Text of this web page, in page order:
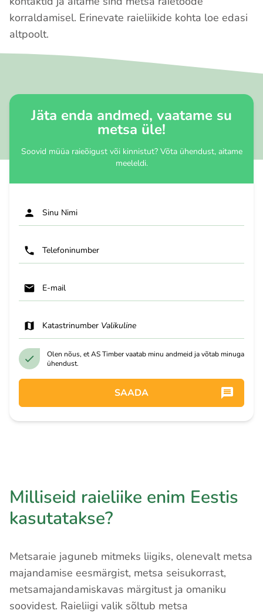
korraldamisel. Erinevate raieliikide kohta loe edasi
altpoolt.
Jäta enda andmed, vaatame su
metsa üle!
Soovid müüa raieõigust või kinnistut? Võta ühendust, aitame
meeleldi.
Sinu Nimi
Telefoninumber
E-mail
Katastrinumber Valikuline
Olen nõus, et AS Timber vaatab minu andmeid ja võtab minuga
ühendust.
SAADA
Milliseid raieliike enim Eestis
kasutatakse?
Metsaraie jaguneb mitmeks liigiks, olenevalt metsa
majandamise eesmärgist, metsa seisukorrast,
metsamajandamiskavas märgitust ja omaniku
soovidest. Raieliigi valik sõltub metsa